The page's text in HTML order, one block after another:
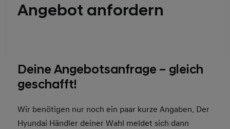
Angebot anfordern
Deine Angebotsanfrage – gleich
geschafft!
Wir benötigen nur noch ein paar kurze Angaben. Der
Hyundai Händler deiner Wahl meldet sich dann